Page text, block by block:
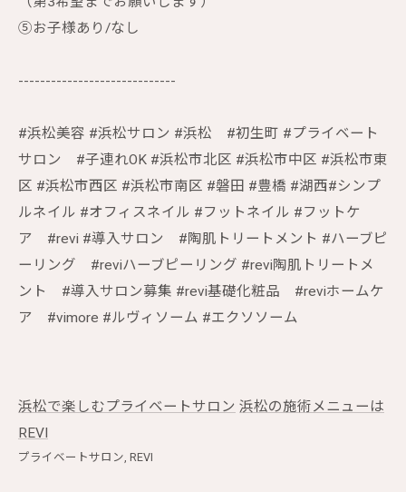
⑤お子様あり/なし
-----------------------------
#浜松美容 #浜松サロン #浜松 #初生町 #プライベート
サロン #子連れOK #浜松市北区 #浜松市中区 #浜松市東
区 #浜松市西区 #浜松市南区 #磐田 #豊橋 #湖西#シンプ
ルネイル #オフィスネイル #フットネイル #フットケ
ア #revi #導入サロン #陶肌トリートメント #ハーブピ
ーリング #reviハーブピーリング #revi陶肌トリートメ
ント #導入サロン募集 #revi基礎化粧品 #reviホームケ
ア #vimore #ルヴィソーム #エクソソーム
浜松で楽しむプライベートサロン 浜松の施術メニューは
REVI
プライベートサロン REVI